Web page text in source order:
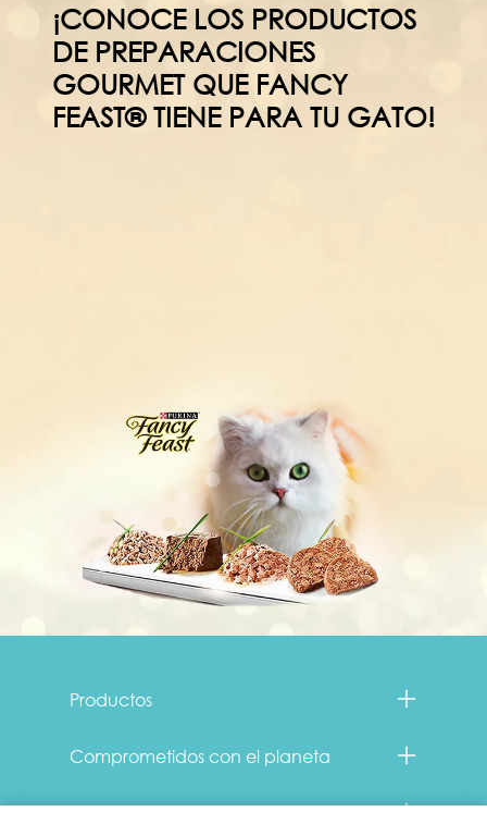
¡CONOCE LOS PRODUCTOS
DE PREPARACIONES
GOURMET QUE FANCY
FEAST® TIENE PARA TU GATO!
Productos
Comprometidos con el planeta
Legales